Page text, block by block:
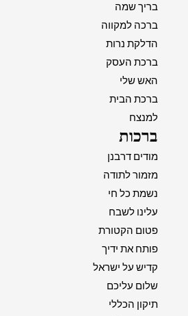
בריך שמה
ברכה למקווה
הדלקת נרות
ברכת העסק
האש שלי
ברכת הבית
למנצח
ברכות
מודים דרבנן
מזמור לתודה
נשמת כל חי
עלינו לשבח
פטום הקטורת
פותח את ידיך
קדיש על ישראל
שלום עליכם
תיקון הכללי